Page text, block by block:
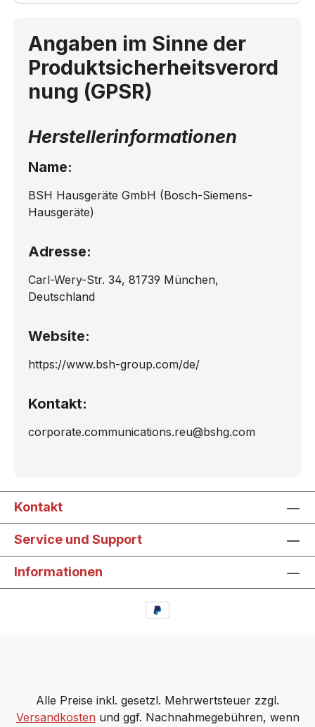
Angaben im Sinne der
Produktsicherheitsverord
nung (GPSR)
Herstellerinformationen
Name:
BSH Hausgeräte GmbH (Bosch-Siemens-
Hausgeräte)
Adresse:
Carl-Wery-Str. 34, 81739 München,
Deutschland
Website:
https://www.bsh-group.com/de/
Kontakt:
corporate.communications.reu@bshg.com
Kontakt
Service und Support
Informationen
Alle Preise inkl. gesetzl. Mehrwertsteuer zzgl.
Versandkosten und ggf. Nachnahmegebühren, wenn